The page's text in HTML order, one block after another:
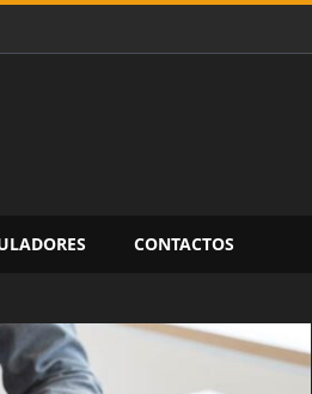
CONTACTOS